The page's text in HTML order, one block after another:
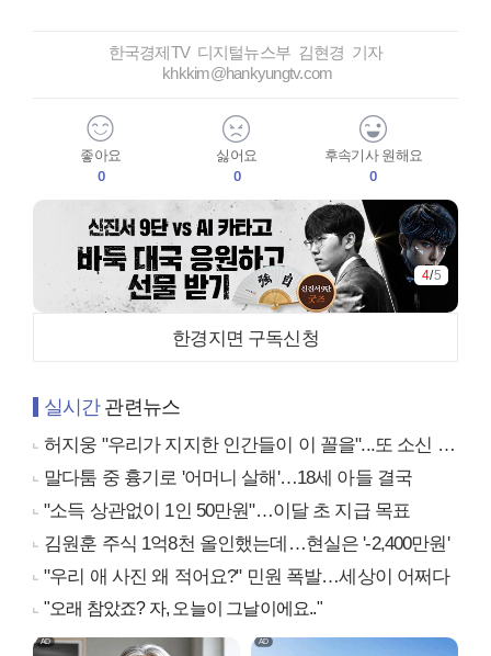
한국경제TV 디지털뉴스부 김현경 기자
khkkim@hankyungtv.com
좋아요
0
싫어요
0
후속기사 원해요
0
4/5
한경지면 구독신청
실시간관련뉴스
허지웅 "우리가 지지한 인간들이 이 꼴을"...또 소신 발언
말다툼 중 흉기로 '어머니 살해'…18세 아들 결국
"소득 상관없이 1인 50만원"…이달 초 지급 목표
김원훈 주식 1억8천 올인했는데…현실은 '-2,400만원'
"우리 애 사진 왜 적어요?" 민원 폭발…세상이 어쩌다
"오래 참았죠? 자, 오늘이 그날이에요.."